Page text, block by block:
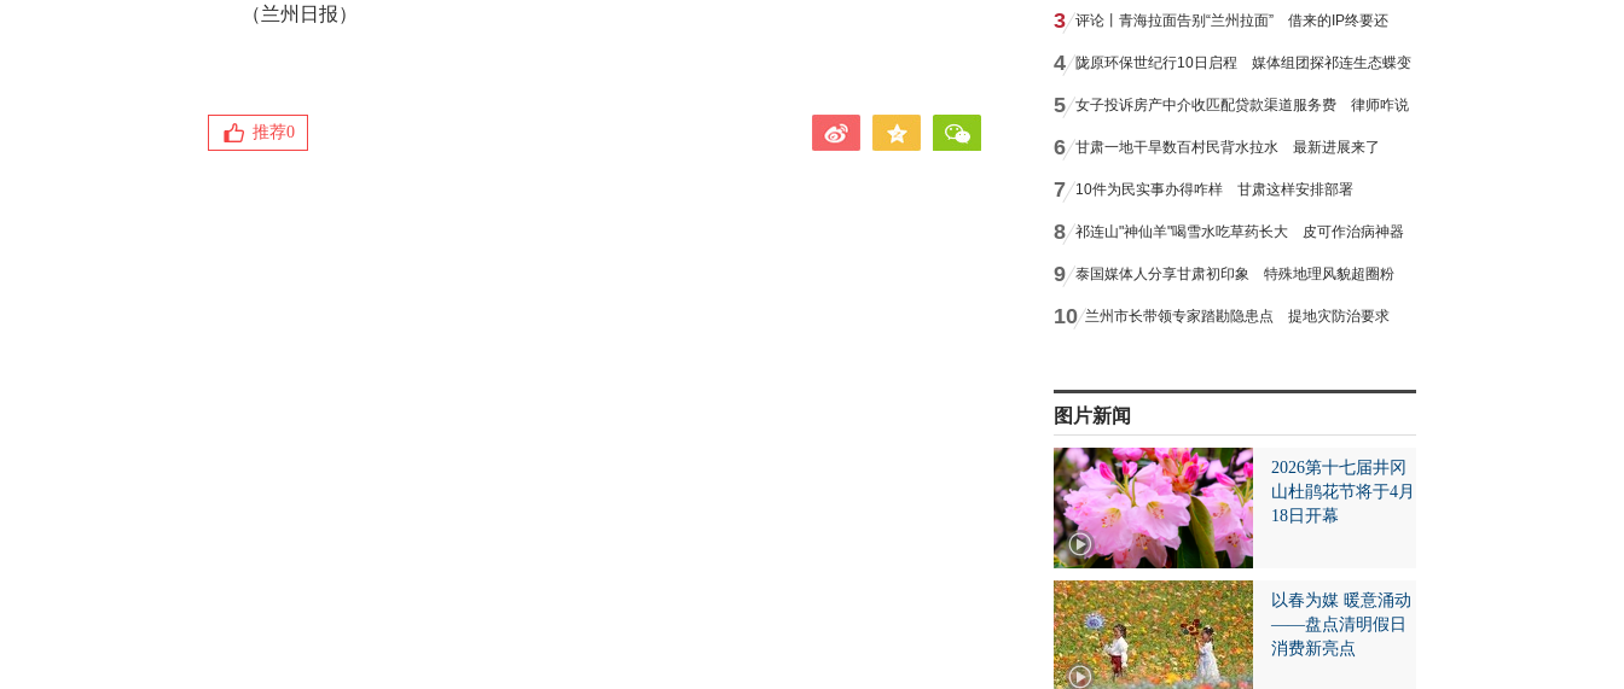
（兰州日报）
推荐0
3 评论丨青海拉面告别“兰州拉面” 借来的IP终要还
4 陇原环保世纪行10日启程 媒体组团探祁连生态蝶变
5 女子投诉房产中介收匹配贷款渠道服务费 律师咋说
6 甘肃一地干旱数百村民背水拉水 最新进展来了
7 10件为民实事办得咋样 甘肃这样安排部署
8 祁连山"神仙羊"喝雪水吃草药长大 皮可作治病神器
9 泰国媒体人分享甘肃初印象 特殊地理风貌超圈粉
10 兰州市长带领专家踏勘隐患点 提地灾防治要求
图片新闻
2026第十七届井冈
山杜鹃花节将于4月
18日开幕
以春为媒 暖意涌动
——盘点清明假日
消费新亮点